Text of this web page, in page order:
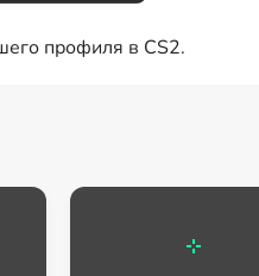
профиля в CS2.